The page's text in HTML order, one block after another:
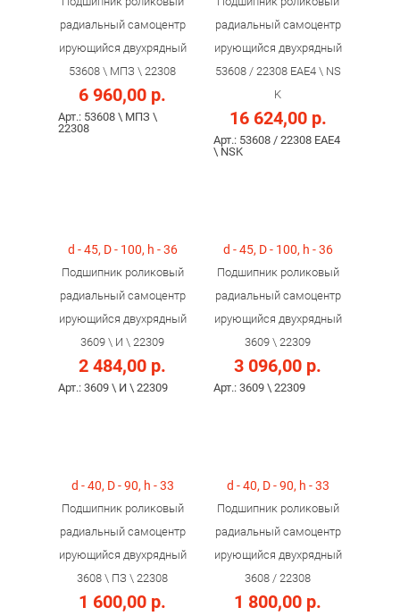
радиальный самоцентр
ирующийся двухрядный
53608 \ МПЗ \ 22308
6 960,00 р.
Арт.: 53608 \ МПЗ \
22308
радиальный самоцентр
ирующийся двухрядный
53608 / 22308 ЕAE4 \ NS
K
16 624,00 р.
Арт.: 53608 / 22308 ЕAE4
\ NSK
d - 45, D - 100, h - 36
Подшипник роликовый
радиальный самоцентр
ирующийся двухрядный
3609 \ И \ 22309
2 484,00 р.
Арт.: 3609 \ И \ 22309
d - 45, D - 100, h - 36
Подшипник роликовый
радиальный самоцентр
ирующийся двухрядный
3609 \ 22309
3 096,00 р.
Арт.: 3609 \ 22309
d - 40, D - 90, h - 33
Подшипник роликовый
радиальный самоцентр
ирующийся двухрядный
3608 \ ПЗ \ 22308
1 600,00 р.
d - 40, D - 90, h - 33
Подшипник роликовый
радиальный самоцентр
ирующийся двухрядный
3608 / 22308
1 800,00 р.